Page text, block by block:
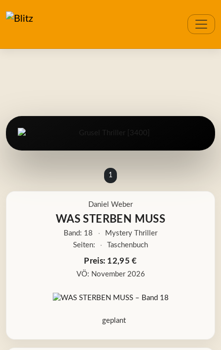
1
Daniel Weber
WAS STERBEN MUSS
Band: 18 ·
Mystery Thriller
Seiten:
· Taschenbuch
Preis: 12,95 €
VÖ: November 2026
geplant